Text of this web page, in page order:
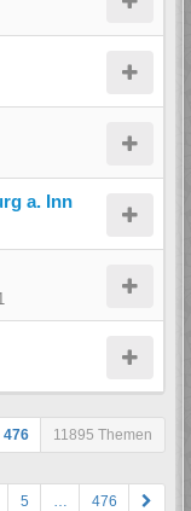
a. Inn
476 11895 Themen
5 … 476